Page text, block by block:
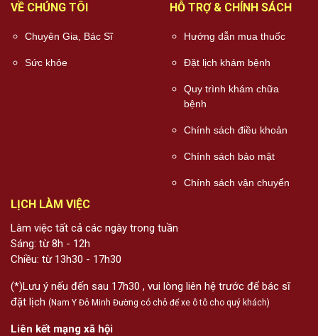
VỀ CHÚNG TÔI
Chuyên Gia, Bác Sĩ
Sức khỏe
HỖ TRỢ & CHÍNH SÁCH
Hướng dẫn mua thuốc
Đặt lịch khám bệnh
Quy trình khám chữa
bệnh
Chính sách điều khoản
Chính sách bảo mật
Chính sách vận chuyển
LỊCH LÀM VIỆC
Làm việc tất cả các ngày trong tuần
Sáng: từ 8h - 12h
Chiều: từ 13h30 - 17h30
(*)Lưu ý nếu đến sau 17h30 , vui lòng liên hệ trước để bác sĩ
đặt lịch (Nam Y Đỗ Minh Đường có chỗ để xe ô tô cho quý khách)
Liên kết mạng xã hội